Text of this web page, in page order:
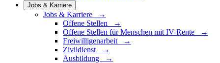
Jobs & Karriere
Jobs & Karriere →
Offene Stellen →
Offene Stellen für Menschen mit IV-Rente →
Freiwilligenarbeit →
Zivildienst →
Ausbildung →